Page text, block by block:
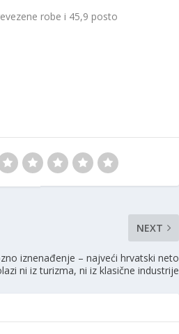
robe i 45,9 posto
NEXT
iznenađenje – najveći hrvatski neto
ni iz turizma, ni iz klasične industrije